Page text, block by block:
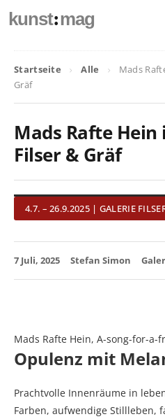
kunst:mag
Startseite Alle
Mads
Gräf
Mads Rafte
Filser & Gräf
4.7. – 26.9.2025 | GALERIE
7 Juli, 2025 Stefan Simon
Mads Rafte Hein, A-song-for-a-
Opulenz mit
Prachtvolle Innenräume in
Farben, aufwendige Stillleben,